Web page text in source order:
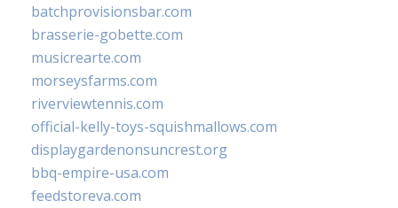
batchprovisionsbar.com
brasserie-gobette.com
musicrearte.com
morseysfarms.com
riverviewtennis.com
official-kelly-toys-squishmallows.com
displaygardenonsuncrest.org
bbq-empire-usa.com
feedstoreva.com